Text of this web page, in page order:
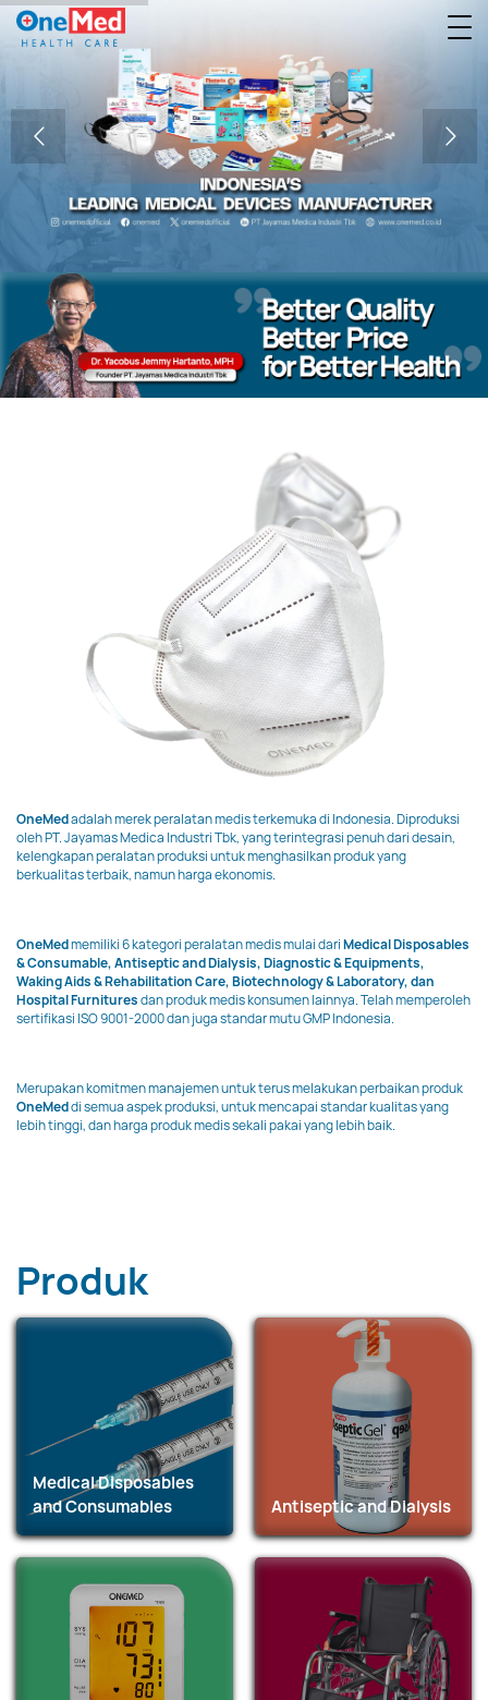
OneMedadalah merek peralatan medis terkemuka di Indonesia. Diproduksi
oleh PT. Jayamas Medica Industri Tbk, yang terintegrasi penuh dari desain,
kelengkapan peralatan produksi untuk menghasilkan produk yang
berkualitas terbaik, namun harga ekonomis.
OneMedmemiliki 6 kategori peralatan medis mulai dariMedical Disposables
& Consumable, Antiseptic and Dialysis, Diagnostic & Equipments,
Waking Aids & Rehabilitation Care, Biotechnology & Laboratory, dan
Hospital Furnituresdan produk medis konsumen lainnya. Telah memperoleh
sertifikasi ISO 9001-2000 dan juga standar mutu GMP Indonesia.
Merupakan komitmen manajemen untuk terus melakukan perbaikan produk
OneMeddi semua aspek produksi, untuk mencapai standar kualitas yang
lebih tinggi, dan harga produk medis sekali pakai yang lebih baik.
Produk
Medical Disposables
and Consumables
Antiseptic and Dialysis